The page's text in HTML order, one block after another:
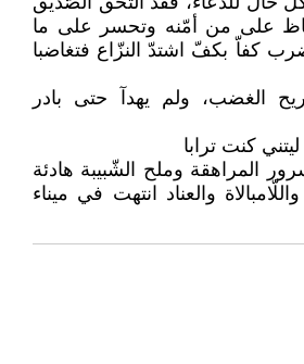
على من أمّنه وتحسر على ما
كفاّ بكفّ اشتدّ النزّاع فتغاضبا
الغضب، ولم يهدآ حتى بادر
كنت ترابا
المراهقة وملح الشّبيبة هادئة
والعناد انتهت في ميناء